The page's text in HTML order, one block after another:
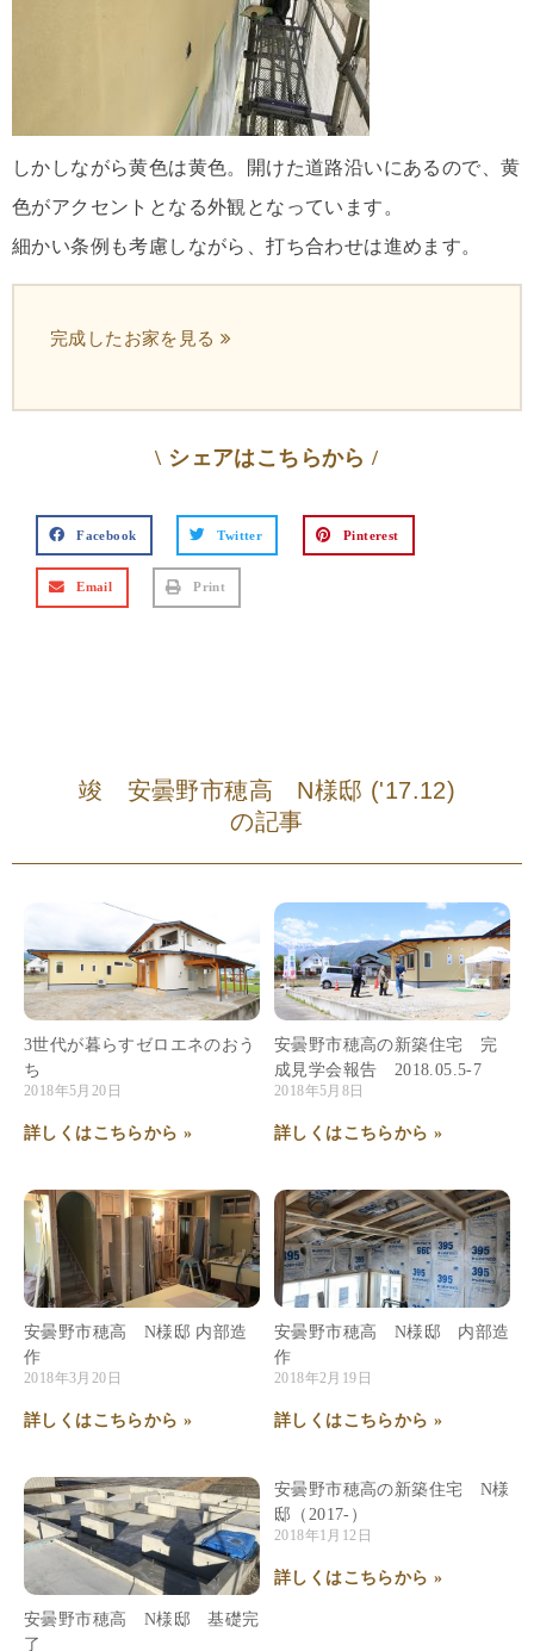
しかしながら黄色は黄色。開けた道路沿いにあるので、黄
色がアクセントとなる外観となっています。
細かい条例も考慮しながら、打ち合わせは進めます。
完成したお家を見る
\ シェアはこちらから /
Facebook Twitter Pinterest
Email Print
竣 安曇野市穂高 N様邸 ('17.12)
の記事
3世代が暮らすゼロエネのおう
ち
2018年5月20日
詳しくはこちらから »
安曇野市穂高の新築住宅 完
成見学会報告 2018.05.5-7
2018年5月8日
詳しくはこちらから »
安曇野市穂高 N様邸 内部造
作
2018年3月20日
詳しくはこちらから »
安曇野市穂高 N様邸 内部造
作
2018年2月19日
詳しくはこちらから »
安曇野市穂高 N様邸 基礎完
了
安曇野市穂高の新築住宅 N様
邸（2017-）
2018年1月12日
詳しくはこちらから »